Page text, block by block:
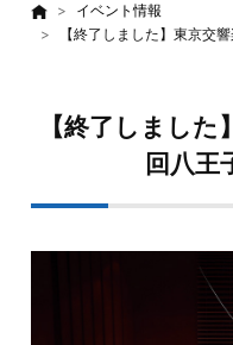
イベント情報
【終了しました】東京交
【終了しました
回八王